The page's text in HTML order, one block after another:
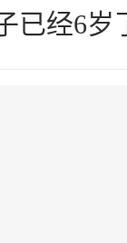
已经6岁